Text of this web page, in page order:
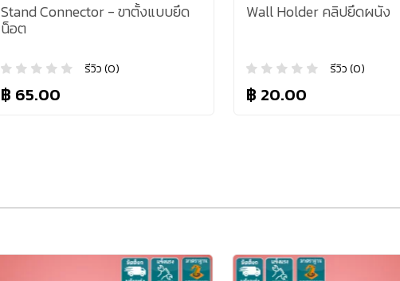
Stand Connector - ขาตั้งแบบยึด
น็อต
รีวิว (0)
฿ 65.00
Wall Holder คลิปยึดผนัง
รีวิว (0)
฿ 20.00